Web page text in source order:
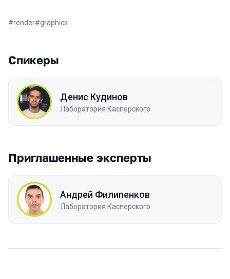
#render#graphics
Спикеры
Денис Кудинов
Лаборатория Касперского
Приглашенные эксперты
Андрей Филипенков
Лаборатория Касперского